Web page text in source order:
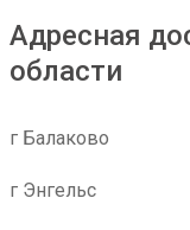
Адресная
области
г Балаково
г Энгельс